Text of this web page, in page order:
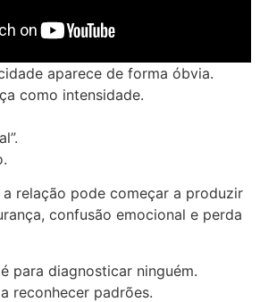
aparece de forma óbvia.
como intensidade.
relação pode começar a produzir
confusão emocional e perda
para diagnosticar ninguém.
reconhecer padrões.